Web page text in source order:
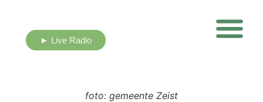
► Live Radio
foto: gemeente Zeist